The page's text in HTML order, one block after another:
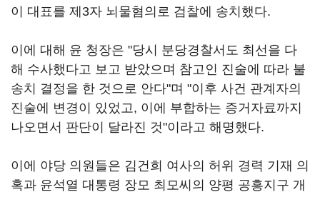
이 대표를 제3자 뇌물혐의로 검찰에 송치했다.
이에 대해 윤 청장은 "당시 분당경찰서도 최선을 다
해 수사했다고 보고 받았으며 참고인 진술에 따라 불
송치 결정을 한 것으로 안다"며 "이후 사건 관계자의
진술에 변경이 있었고, 이에 부합하는 증거자료까지
나오면서 판단이 달라진 것"이라고 해명했다.
이에 야당 의원들은 김건희 여사의 허위 경력 기재 의
혹과 윤석열 대통령 장모 최모씨의 양평 공흥지구 개